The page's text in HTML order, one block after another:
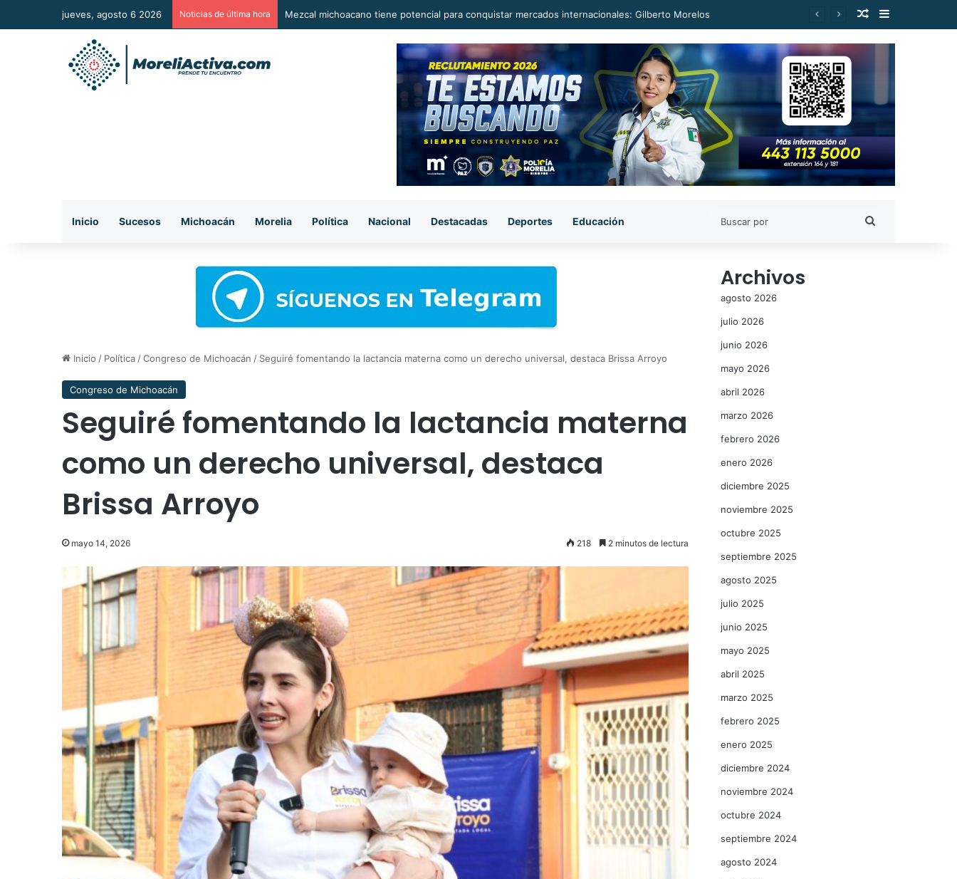
jueves, agosto 6 2026 Noticias de última hora Vuelca camioneta en la carretera Huetamo-Ziritzícuaro; conductor la abandona Publicación al
Barra lateral
Inicio Sucesos Michoacán Morelia Política Nacional Destacadas Deportes Educación
Inicio / Política /Congreso de Michoacán / Seguiré fomentando la lactancia materna como un derecho universal, destaca Brissa Arroyo
Congreso de Michoacán
Seguiré fomentando la lactancia materna
como un derecho universal, destaca
Brissa Arroyo
mayo 14, 2026 218 2 minutos de lectura
Archivos
agosto 2026
julio 2026
junio 2026
mayo 2026
abril 2026
marzo 2026
febrero 2026
enero 2026
diciembre 2025
noviembre 2025
octubre 2025
septiembre 2025
agosto 2025
julio 2025
junio 2025
mayo 2025
abril 2025
marzo 2025
febrero 2025
enero 2025
diciembre 2024
noviembre 2024
octubre 2024
septiembre 2024
agosto 2024